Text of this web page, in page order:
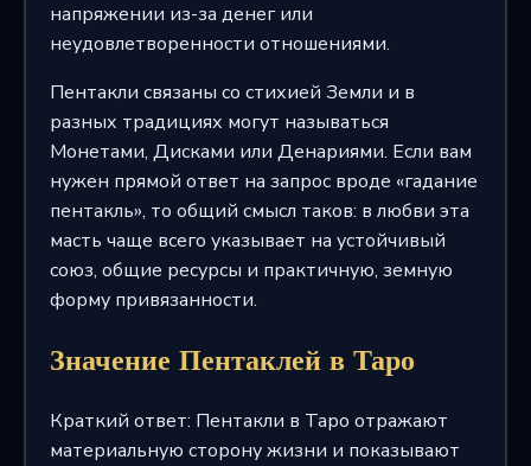
напряжении из-за денег или
неудовлетворенности отношениями.
Пентакли связаны со стихией Земли и в
разных традициях могут называться
Монетами, Дисками или Денариями. Если вам
нужен прямой ответ на запрос вроде «гадание
пентакль», то общий смысл таков: в любви эта
масть чаще всего указывает на устойчивый
союз, общие ресурсы и практичную, земную
форму привязанности.
Значение Пентаклей в Таро
Краткий ответ: Пентакли в Таро отражают
материальную сторону жизни и показывают